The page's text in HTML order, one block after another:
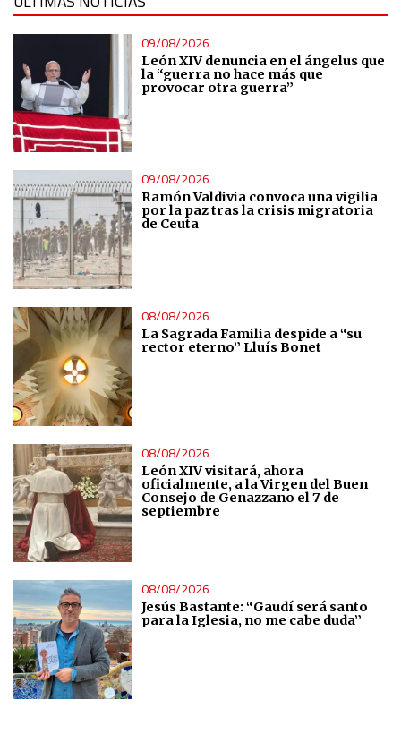
09/08/2026
León XIV denuncia en el ángelus que
la “guerra no hace más que
provocar otra guerra”
09/08/2026
Ramón Valdivia convoca una vigilia
por la paz tras la crisis migratoria
de Ceuta
08/08/2026
La Sagrada Familia despide a “su
rector eterno” Lluís Bonet
08/08/2026
León XIV visitará, ahora
oficialmente, a la Virgen del Buen
Consejo de Genazzano el 7 de
septiembre
08/08/2026
Jesús Bastante: “Gaudí será santo
para la Iglesia, no me cabe duda”